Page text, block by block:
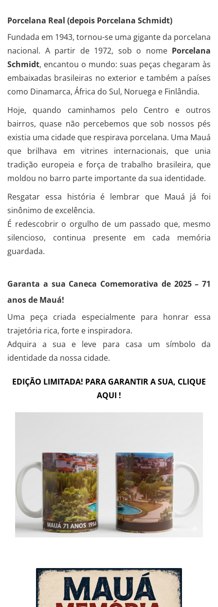
Porcelana Real (depois Porcelana Schmidt)
Fundada em 1943, tornou-se uma gigante da porcelana
nacional. A partir de 1972, sob o nome Porcelana
Schmidt, encantou o mundo: suas peças chegaram às
embaixadas brasileiras no exterior e também a países
como Dinamarca, África do Sul, Noruega e Finlândia.
Hoje, quando caminhamos pelo Centro e outros
bairros, quase não percebemos que sob nossos pés
existia uma cidade que respirava porcelana. Uma Mauá
que brilhava em vitrines internacionais, que unia
tradição europeia e força de trabalho brasileira, que
moldou no barro parte importante da sua identidade.
Resgatar essa história é lembrar que Mauá já foi
sinônimo de excelência.
É redescobrir o orgulho de um passado que, mesmo
silencioso, continua presente em cada memória
guardada.
Garanta a sua Caneca Comemorativa de 2025 – 71
anos de Mauá!
Uma peça criada especialmente para honrar essa
trajetória rica, forte e inspiradora.
Adquira a sua e leve para casa um símbolo da
identidade da nossa cidade.
EDIÇÃO LIMITADA! PARA GARANTIR A SUA, CLIQUE
AQUI !